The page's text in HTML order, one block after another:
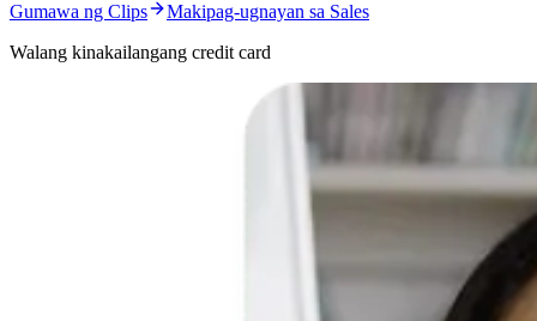
Gumawa ng Clips
Makipag-ugnayan sa Sales
Walang kinakailangang credit card